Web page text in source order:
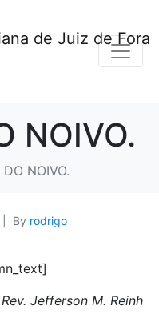
de Juiz de Fora
NOIVO.
NOIVO.
By rodrigo
Rev. Jefferson M. Reinh